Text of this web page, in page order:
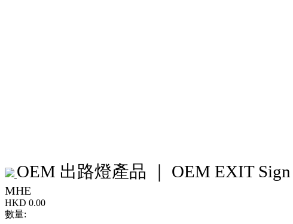
OEM 出路燈產品 ｜ OEM EXIT
MHE
HKD 0.00
數量: